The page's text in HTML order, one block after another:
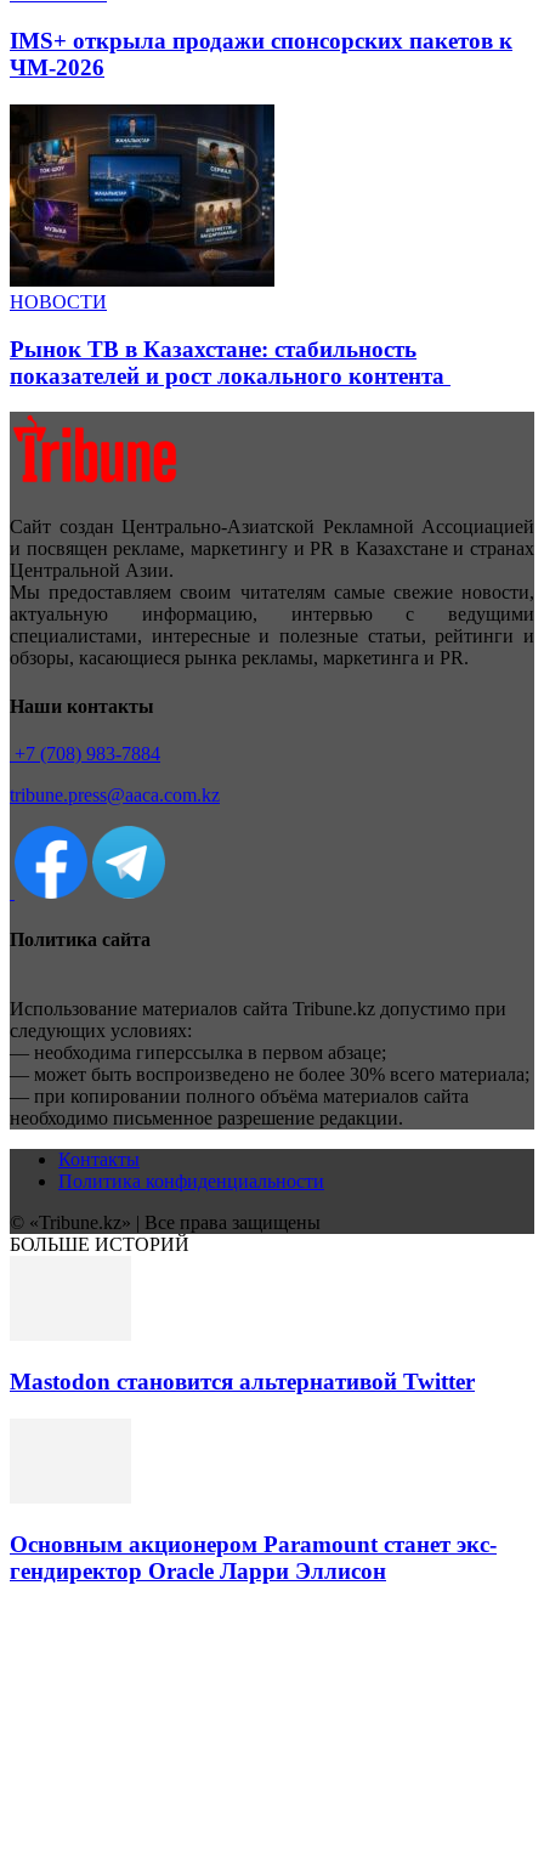
IMS+ открыла продажи спонсорских пакетов к
ЧМ-2026
НОВОСТИ
Рынок ТВ в Казахстане: стабильность
показателей и рост локального контента
Сайт создан Центрально-Азиатской Рекламной Ассоциацией
и посвящен рекламе, маркетингу и PR в Казахстане и странах
Центральной Азии.
Мы предоставляем своим читателям самые свежие новости,
актуальную информацию, интервью с ведущими
специалистами, интересные и полезные статьи, рейтинги и
обзоры, касающиеся рынка рекламы, маркетинга и PR.
Наши контакты
+7 (708) 983-7884
tribune.press@aaca.com.kz
Политика сайта
Использование материалов сайта Tribune.kz допустимо при
следующих условиях:
— необходима гиперссылка в первом абзаце;
— может быть воспроизведено не более 30% всего материала;
— при копировании полного объёма материалов сайта
необходимо письменное разрешение редакции.
Контакты
Политика конфиденциальности
© «Tribune.kz» | Все права защищены
БОЛЬШЕ ИСТОРИЙ
Mastodon становится альтернативой Twitter
Основным акционером Paramount станет экс-
гендиректор Oracle Ларри Эллисон